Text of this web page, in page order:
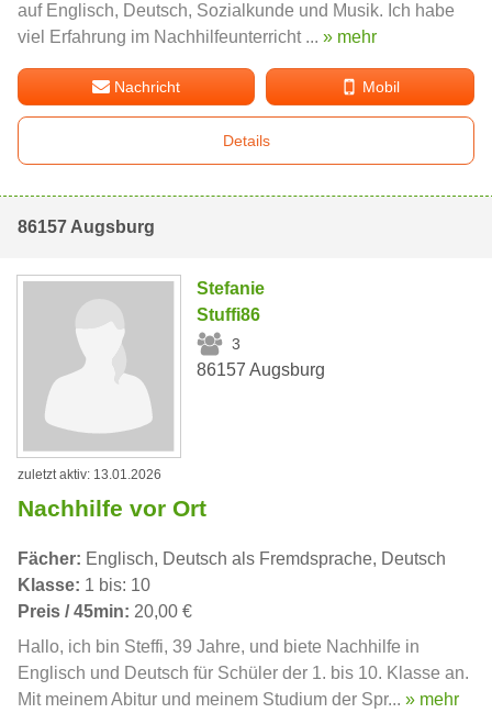
auf Englisch, Deutsch, Sozialkunde und Musik. Ich habe
viel Erfahrung im Nachhilfeunterricht ... » mehr
Nachricht Mobil
Details
86157 Augsburg
Stefanie
Stuffi86
3
86157 Augsburg
zuletzt aktiv: 13.01.2026
Nachhilfe vor Ort
Fächer: Englisch, Deutsch als Fremdsprache, Deutsch
Klasse: 1 bis: 10
Preis / 45min: 20,00 €
Hallo, ich bin Steffi, 39 Jahre, und biete Nachhilfe in
Englisch und Deutsch für Schüler der 1. bis 10. Klasse an.
Mit meinem Abitur und meinem Studium der Spr... » mehr